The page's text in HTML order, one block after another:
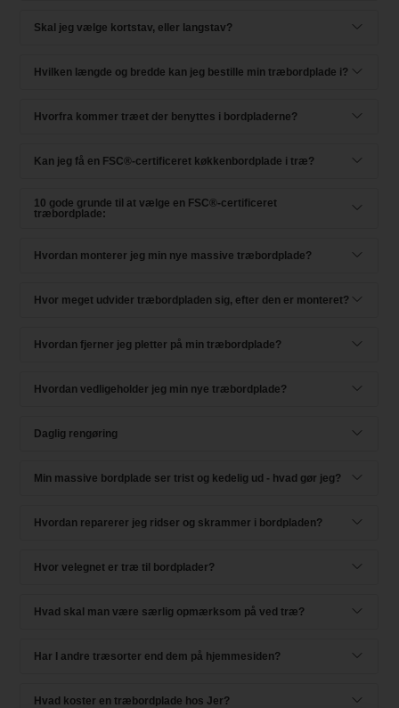
Skal jeg vælge kortstav, eller langstav?
Hvilken længde og bredde kan jeg bestille min træbordplade i?
Hvorfra kommer træet der benyttes i bordpladerne?
Kan jeg få en FSC®-certificeret køkkenbordplade i træ?
10 gode grunde til at vælge en FSC®-certificeret
træbordplade:
Hvordan monterer jeg min nye massive træbordplade?
Hvor meget udvider træbordpladen sig, efter den er monteret?
Hvordan fjerner jeg pletter på min træbordplade?
Hvordan vedligeholder jeg min nye træbordplade?
Daglig rengøring
Min massive bordplade ser trist og kedelig ud - hvad gør jeg?
Hvordan reparerer jeg ridser og skrammer i bordpladen?
Hvor velegnet er træ til bordplader?
Hvad skal man være særlig opmærksom på ved træ?
Har I andre træsorter end dem på hjemmesiden?
Hvad koster en træbordplade hos Jer?